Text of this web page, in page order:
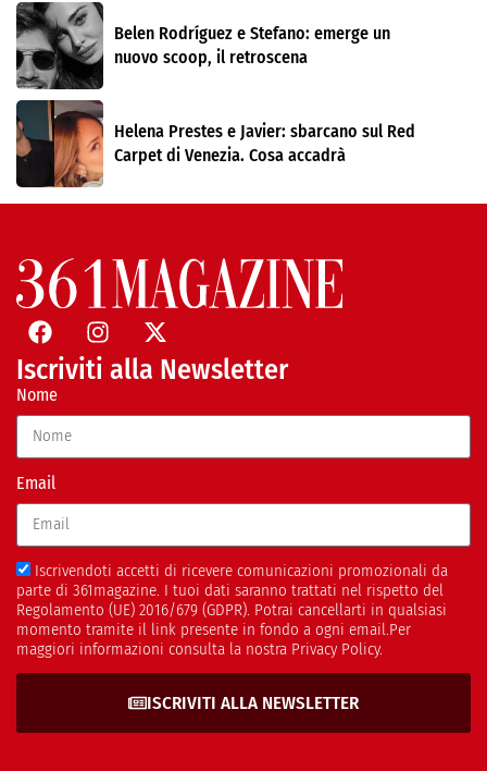
Belen Rodríguez e Stefano: emerge un
nuovo scoop, il retroscena
Helena Prestes e Javier: sbarcano sul Red
Carpet di Venezia. Cosa accadrà
Iscriviti alla Newsletter
Nome
Email
Iscrivendoti accetti di ricevere comunicazioni promozionali da
parte di 361magazine. I tuoi dati saranno trattati nel rispetto del
Regolamento (UE) 2016/679 (GDPR). Potrai cancellarti in qualsiasi
momento tramite il link presente in fondo a ogni email.Per
maggiori informazioni consulta la nostra Privacy Policy.
ISCRIVITI ALLA NEWSLETTER